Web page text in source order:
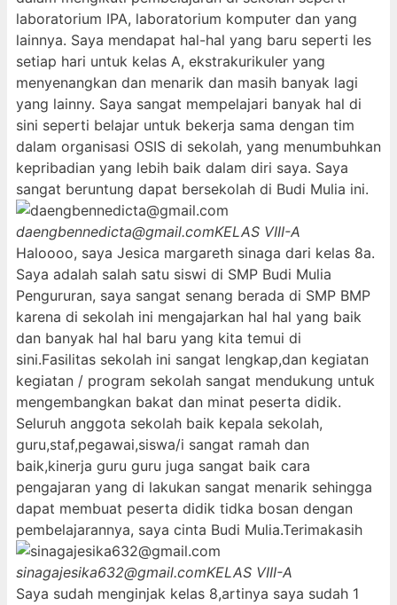
laboratorium IPA, laboratorium komputer dan yang
lainnya. Saya mendapat hal-hal yang baru seperti les
setiap hari untuk kelas A, ekstrakurikuler yang
menyenangkan dan menarik dan masih banyak lagi
yang lainny. Saya sangat mempelajari banyak hal di
sini seperti belajar untuk bekerja sama dengan tim
dalam organisasi OSIS di sekolah, yang menumbuhkan
kepribadian yang lebih baik dalam diri saya. Saya
sangat beruntung dapat bersekolah di Budi Mulia ini.
daengbennedicta@gmail.comKELAS VIII-A
Haloooo, saya Jesica margareth sinaga dari kelas 8a.
Saya adalah salah satu siswi di SMP Budi Mulia
Pengururan, saya sangat senang berada di SMP BMP
karena di sekolah ini mengajarkan hal hal yang baik
dan banyak hal hal baru yang kita temui di
sini.Fasilitas sekolah ini sangat lengkap,dan kegiatan
kegiatan / program sekolah sangat mendukung untuk
mengembangkan bakat dan minat peserta didik.
Seluruh anggota sekolah baik kepala sekolah,
guru,staf,pegawai,siswa/i sangat ramah dan
baik,kinerja guru guru juga sangat baik cara
pengajaran yang di lakukan sangat menarik sehingga
dapat membuat peserta didik tidka bosan dengan
pembelajarannya, saya cinta Budi Mulia.Terimakasih
sinagajesika632@gmail.comKELAS VIII-A
Saya sudah menginjak kelas 8,artinya saya sudah 1